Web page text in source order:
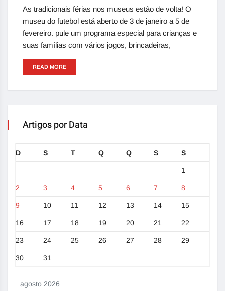
As tradicionais férias nos museus estão de volta! O
museu do futebol está aberto de 3 de janeiro a 5 de
fevereiro. pule um programa especial para crianças e
suas famílias com vários jogos, brincadeiras,
READ MORE
Artigos por Data
agosto 2026
D S T Q Q S S
1
2 3 4 5 6 7 8
9 10 11 12 13 14 15
16 17 18 19 20 21 22
23 24 25 26 27 28 29
30 31